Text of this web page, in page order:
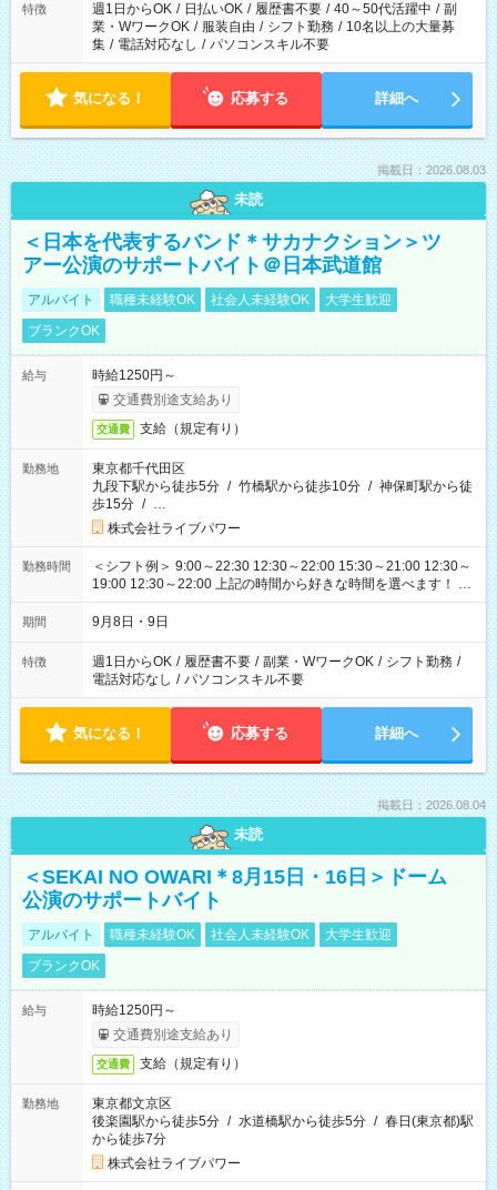
特徴 週1日からOK / 日払いOK / 履歴書不要 / 40～50代活躍中 / 副
業・WワークOK / 服装自由 / シフト勤務 / 10名以上の大量募
集 / 電話対応なし / パソコンスキル不要
気になる！ 応募する 詳細へ
掲載日：2026.08.03
未読
＜日本を代表するバンド＊サカナクション＞ツ
アー公演のサポートバイト＠日本武道館
アルバイト 職種未経験OK 社会人未経験OK
大学生歓迎
ブランクOK
給与
時給1250円～
交通費別途支給あり
交通費 支給（規定有り）
勤務地
東京都千代田区
九段下駅から徒歩5分 / 竹橋駅から徒歩10分 / 神保町駅から徒
歩15分 / …
株式会社ライブパワー
勤務時間
＜シフト例＞ 9:00～22:30 12:30～22:00 15:30～21:00 12:30～
19:00 12:30～22:00 上記の時間から好きな時間を選べます！ ※
時間は変更となる可能性があります
期間 9月8日・9日
特徴 週1日からOK / 履歴書不要 / 副業・WワークOK / シフト勤務 /
電話対応なし / パソコンスキル不要
気になる！ 応募する 詳細へ
掲載日：2026.08.04
未読
＜SEKAI NO OWARI＊8月15日・16日＞ドーム
公演のサポートバイト
アルバイト 職種未経験OK 社会人未経験OK
大学生歓迎
ブランクOK
給与
時給1250円～
交通費別途支給あり
交通費 支給（規定有り）
勤務地
東京都文京区
後楽園駅から徒歩5分 / 水道橋駅から徒歩5分 / 春日(東京都)駅
から徒歩7分
株式会社ライブパワー